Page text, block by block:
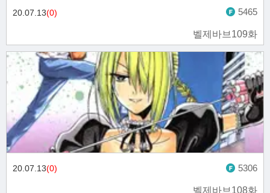
벨제바브109화
20.07.13(0) 5465
벨제바브108화
20.07.13(0) 5306